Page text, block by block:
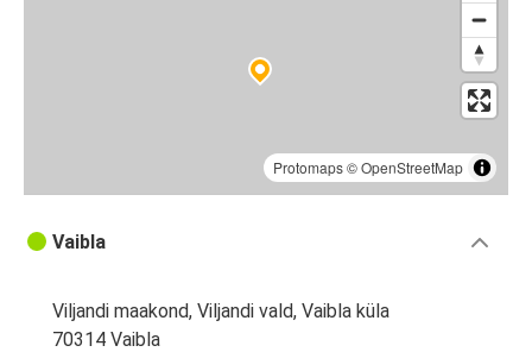
Protomaps©OpenStreetMap
Vaibla
Viljandi maakond, Viljandi vald, Vaibla küla
70314 Vaibla